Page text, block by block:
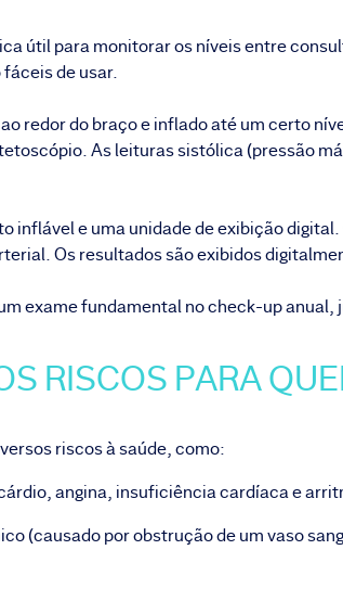
útil para monitorar os níveis entre
de usar.
redor do braço e inflado até um certo
As leituras sistólica (pressão
inflável e uma unidade de exibição
Os resultados são exibidos
exame fundamental nocheck-up anual,
RISCOS PARA
riscos à saúde, como:
angina, insuficiência cardíaca e
(causado por obstrução de um vaso